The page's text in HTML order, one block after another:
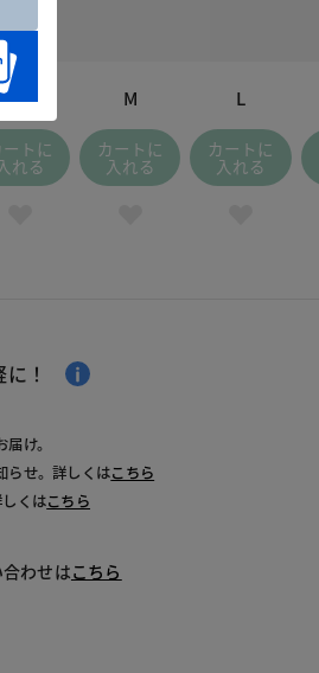
)
S
ートに
れる
M
カートに
入れる
L
カートに
入れる
！
け。
らせ。詳しくはこちら
くはこちら
わせはこちら